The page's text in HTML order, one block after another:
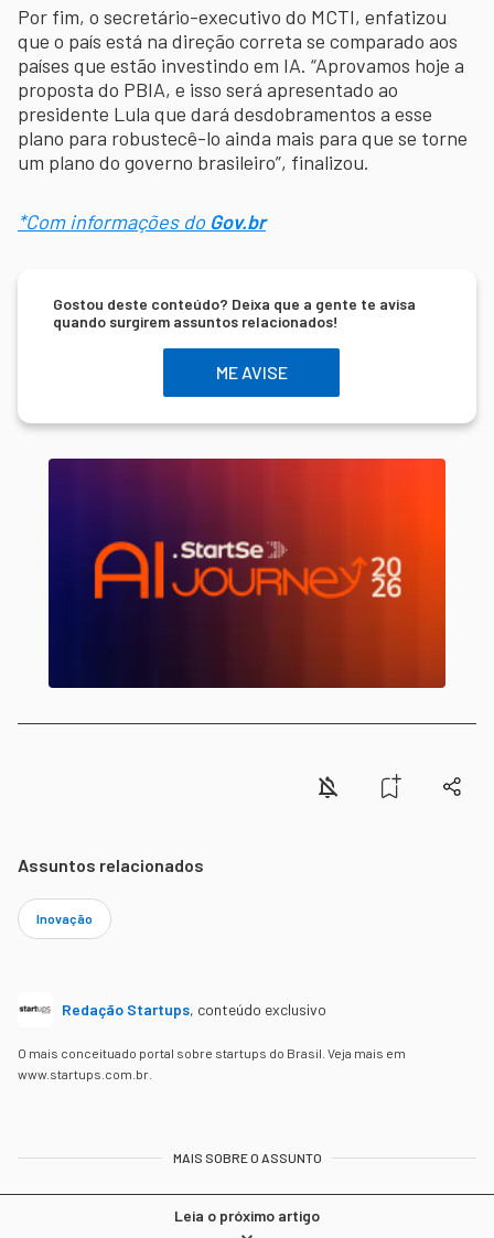
Por fim, o secretário-executivo do MCTI, enfatizou
que o país está na direção correta se comparado aos
países que estão investindo em IA. “Aprovamos hoje a
proposta do PBIA, e isso será apresentado ao
presidente Lula que dará desdobramentos a esse
plano para robustecê-lo ainda mais para que se torne
um plano do governo brasileiro”, finalizou.
*Com informações do Gov.br
Gostou deste conteúdo? Deixa que a gente te avisa
quando surgirem assuntos relacionados!
ME AVISE
Assuntos relacionados
Inovação
Redação Startups, conteúdo exclusivo
O mais conceituado portal sobre startups do Brasil. Veja mais em
www.startups.com.br.
MAIS SOBRE O ASSUNTO
Leia o próximo artigo